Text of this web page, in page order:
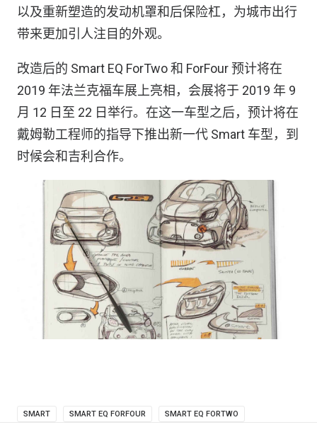
以及重新塑造的发动机罩和后保险杠，为城市出行
带来更加引人注目的外观。
改造后的 Smart EQ ForTwo 和 ForFour 预计将在
2019 年法兰克福车展上亮相，会展将于 2019 年 9
月 12 日至 22 日举行。在这一车型之后，预计将在
戴姆勒工程师的指导下推出新一代 Smart 车型，到
时候会和吉利合作。
SMART SMART EQ FORFOUR SMART EQ FORTWO